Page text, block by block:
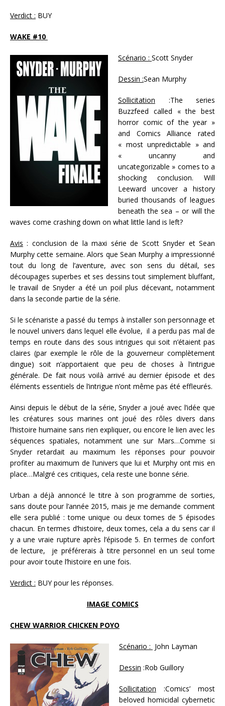
Verdict : BUY
WAKE #10
Scénario : Scott Snyder
Dessin :Sean Murphy
Sollicitation :The series
Buzzfeed called « the best
horror comic of the year »
and Comics Alliance rated
« most unpredictable » and
« uncanny and
uncategorizable » comes to a
shocking conclusion. Will
Leeward uncover a history
buried thousands of leagues
beneath the sea – or will the
waves come crashing down on what little land is left?
Avis : conclusion de la maxi série de Scott Snyder et Sean
Murphy cette semaine. Alors que Sean Murphy a impressionné
tout du long de l’aventure, avec son sens du détail, ses
découpages superbes et ses dessins tout simplement bluffant,
le travail de Snyder a été un poil plus décevant, notamment
dans la seconde partie de la série.
Si le scénariste a passé du temps à installer son personnage et
le nouvel univers dans lequel elle évolue, il a perdu pas mal de
temps en route dans des sous intrigues qui soit n’étaient pas
claires (par exemple le rôle de la gouverneur complètement
dingue) soit n’apportaient que peu de choses à l’intrigue
générale. De fait nous voilà arrivé au dernier épisode et des
éléments essentiels de l’intrigue n’ont même pas été effleurés.
Ainsi depuis le début de la série, Snyder a joué avec l’idée que
les créatures sous marines ont joué des rôles divers dans
l’histoire humaine sans rien expliquer, ou encore le lien avec les
séquences spatiales, notamment une sur Mars…Comme si
Snyder retardait au maximum les réponses pour pouvoir
profiter au maximum de l’univers que lui et Murphy ont mis en
place…Malgré ces critiques, cela reste une bonne série.
Urban a déjà annoncé le titre à son programme de sorties,
sans doute pour l’année 2015, mais je me demande comment
elle sera publié : tome unique ou deux tomes de 5 épisodes
chacun. En termes d’histoire, deux tomes, cela a du sens car il
y a une vraie rupture après l’épisode 5. En termes de confort
de lecture, je préférerais à titre personnel en un seul tome
pour avoir toute l’histoire en une fois.
Verdict : BUY pour les réponses.
IMAGE COMICS
CHEW WARRIOR CHICKEN POYO
Scénario : John Layman
Dessin :Rob Guillory
Sollicitation :Comics’ most
beloved homicidal cybernetic